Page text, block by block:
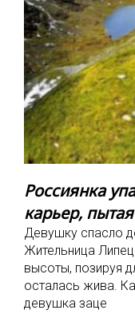
Россиянка
карьер,
Девушку спасло
Жительница
высоты, позируя
осталась жива.
девушка заце